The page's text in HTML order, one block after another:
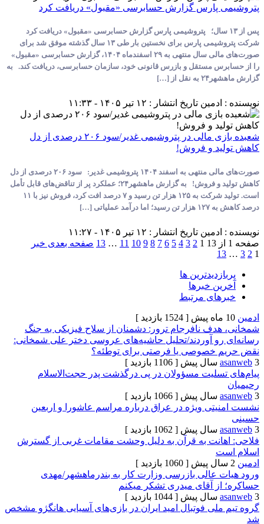
پارس گزارش حسابرسی «مقبول» دریافت کرد
از ۱۳ سال؛ پتروشیمی پارس گزارش حسابرسی «مقبول» دریافت کرد
شرکت پتروشیمی پارس برای نخستین بار طی ۱۳ سال گذشته موفق شد برای
صورت‌های مالی سال منتهی به ۲۹ اسفندماه ۱۴۰۴، گزارش حسابرسی «مقبول»
مستقل و بازرس قانونی خود، سازمان حسابرسی، دریافت کند. به
[…]
تاریخ انتشار : ۱۲ تیر ۱۴۰۵ - ۱۱:۳۳
شعبده بازی مالی در پتروشیمی‌ غدیر/سود ۲۰۶ درصدی از دل
و فروش!
صورت‌های مالی منتهی به اسفند ۱۴۰۴ پتروشیمی غدیر: سود ۲۰۶ درصدی از دل
کاهش تولید و فروش! به گزارش ماهشهر۲۴؛ عملکرد پر از تناقض‌های قابل تأمل
است. تولید شرکت به ۱۲۵ هزار تن رسید و ۷ درصد افت کرد، فروش نیز با ۱۱
[…]
تاریخ انتشار : ۱۲ تیر ۱۴۰۵ - ۱۱:۲۷
1
2
3
4
5
6
7
8
9
10
11
…
13 صفحه بعدی خبر
ها
خبرها
مرتبط
[ 1524 بازدید ]
نافرجام ترور: دشمنان از سلاح فیزیکی به جنگ
آوردند/تحلیل حاشیه‌های عروسی دختر علی شمخانی:
خصوصی یا فرصتی برای توطئه؟
[ 1106 بازدید ]
مسؤولان در پی درگذشت پدر حجت‌الاسلام
[ 1066 بازدید ]
ویژه در عراق درباره مراسم عاشورا و اربعین
[ 1062 بازدید ]
به قرآن‌ به دلیل وحشت مقامات غربی از گسترش
[ 1060 بازدید ]
عالی بازرسی وزارت کار به بندرماهشهر/مهدی
آقای میدری تشکر میکنم
[ 1044 بازدید ]
فوتبال امید ایران در بازی‌های آسیایی هانگژو مشخص